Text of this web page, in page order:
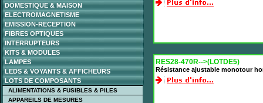
DOMESTIQUE & MAISON
ELECTROMAGNETISME
EMISSION-RECEPTION
FIBRES OPTIQUES
INTERRUPTEURS
KITS & MODULES
LAMPES
LEDS & VOYANTS & AFFICHEURS
LOTS DE COMPOSANTS
ALIMENTATIONS & FUSIBLES & PILES
APPAREILS DE MESURES
RES28-470R-->(LOTDE5)
Résistance ajustable monotour